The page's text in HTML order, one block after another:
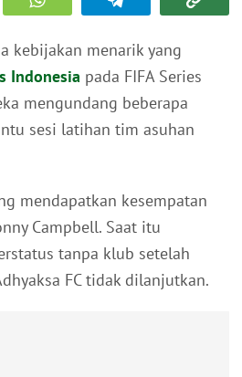
kebijakan menarik yang
Indonesia pada FIFA Series
mengundang beberapa
sesi latihan tim asuhan
mendapatkan kesempatan
Campbell. Saat itu
tanpa klub setelah
FC tidak dilanjutkan.